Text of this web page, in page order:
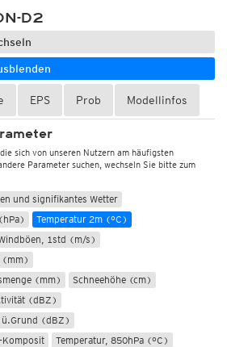
D2
EPS Prob Modellinfos
sich von unseren Nutzern am häufigsten
Parameter suchen, wechseln Sie bitte zum
und signifikantes Wetter
Temperatur 2m (°C)
1std (m/s)
(mm)
(mm)
Schneehöhe (cm)
(dBZ)
ü.Grund (dBZ)
Komposit
Temperatur, 850hPa (°C)